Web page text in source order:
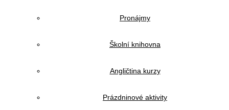
Pronájmy
Školní knihovna
Angličtina kurzy
Prázdninové aktivity